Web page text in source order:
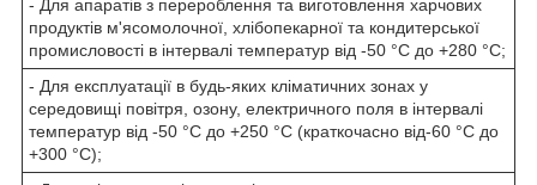
- Для апаратів з перероблення та виготовлення харчових
продуктів м'ясомолочної, хлібопекарної та кондитерської
промисловості в інтервалі температур від -50 °C до +280 °C;
- Для експлуатації в будь-яких кліматичних зонах у
середовищі повітря, озону, електричного поля в інтервалі
температур від -50 °C до +250 °C (краткочасно від-60 °C до
+300 °C);